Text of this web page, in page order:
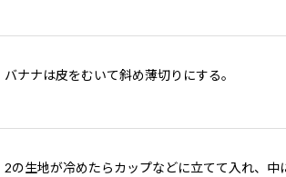
バナナは皮をむいて斜め薄切りにする。
2の生地が冷めたらカップなどに立てて入れ、中